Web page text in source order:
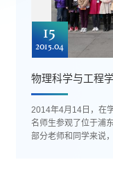
15
2015.04
物理科学与工程
2014年4月14日，在
名师生参观了位于浦
部分老师和同学来说